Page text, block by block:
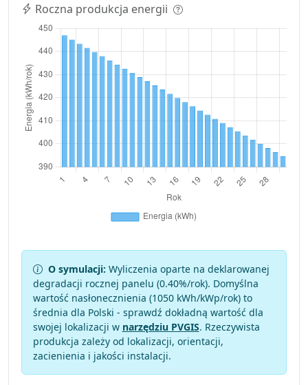
Roczna produkcja energii
O symulacji: Wyliczenia oparte na deklarowanej
degradacji rocznej panelu (0.40%/rok). Domyślna
wartość nasłonecznienia (1050 kWh/kWp/rok) to
średnia dla Polski - sprawdź dokładną wartość dla
swojej lokalizacji w narzędziu PVGIS. Rzeczywista
produkcja zależy od lokalizacji, orientacji,
zacienienia i jakości instalacji.